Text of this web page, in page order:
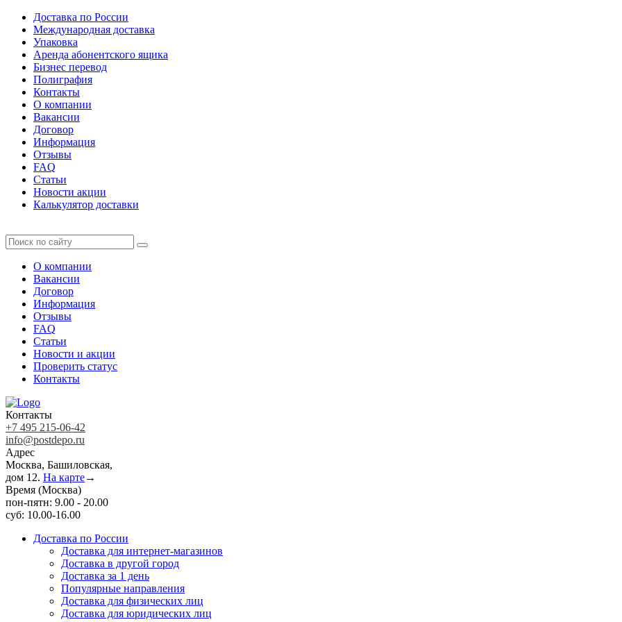
Доставка по России
Международная доставка
Упаковка
Аренда абонентского ящика
Бизнес перевод
Полиграфия
Контакты
О компании
Вакансии
Договор
Информация
Отзывы
FAQ
Статьи
Новости акции
Калькулятор доставки
О компании
Вакансии
Договор
Информация
Отзывы
FAQ
Статьи
Новости и акции
Проверить статус
Контакты
Контакты
+7 495 215-06-42
info@postdepo.ru
Адрес
Москва, Башиловская,
дом 12. На карте→
Время (Москва)
пон-пятн: 9.00 - 20.00
суб: 10.00-16.00
Доставка по России
Доставка для интернет-магазинов
Доставка в другой город
Доставка за 1 день
Популярные направления
Доставка для физических лиц
Доставка для юридических лиц